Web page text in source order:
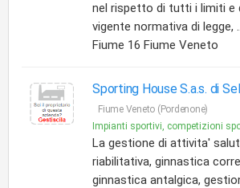
nel rispetto di tutti i limiti e
vigente normativa di legge,
Fiume 16 Fiume Veneto
Sporting House S.a.s. di
Fiume Veneto (Pordenone)
Impianti sportivi, competizioni
La gestione di attivita'
riabilitativa, ginnastica
ginnastica antalgica,